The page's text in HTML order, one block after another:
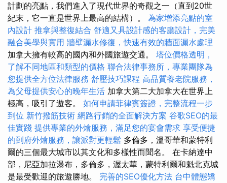
計劃的亮點，我們進入了現代世界的奇觀之一（直到20世
紀末，它一直是世界上最高的結構）。 為家增添亮點的室
內設計 推拿與整復結合 舒適又具設計感的客廳設計，完美
融合美學與實用 牆壁漏水修復，快速有效的牆面漏水處理
加拿大擁有較高的國內和外國旅遊交通。 塔位價格透明，
了解不同地區和類型的價格 聯合法律事務所，專業團隊為
您提供全方位法律服務 舒壓技巧課程 高品質養老院服務，
為父母提供安心的晚年生活 加拿大第二大加拿大在世界上
極高，吸引了遊客。 如何申請菲律賓簽證，完整流程一步
到位 新竹撥筋技術 網路行銷的全面解決方案 谷歌SEO的最
佳實踐 提供專業的外燴服務，滿足您的宴會需求 享受便捷
的到府外燴服務，讓派對更輕鬆 多倫多，溫哥華和蒙特利
爾的三個最大城市以其文化和多樣性而聞名。 在卡納達中
部，尼亞加拉瀑布，多倫多，渥太華，蒙特利爾和魁北克城
是最受歡迎的旅遊勝地。 完善的SEO優化方法 台中體態矯